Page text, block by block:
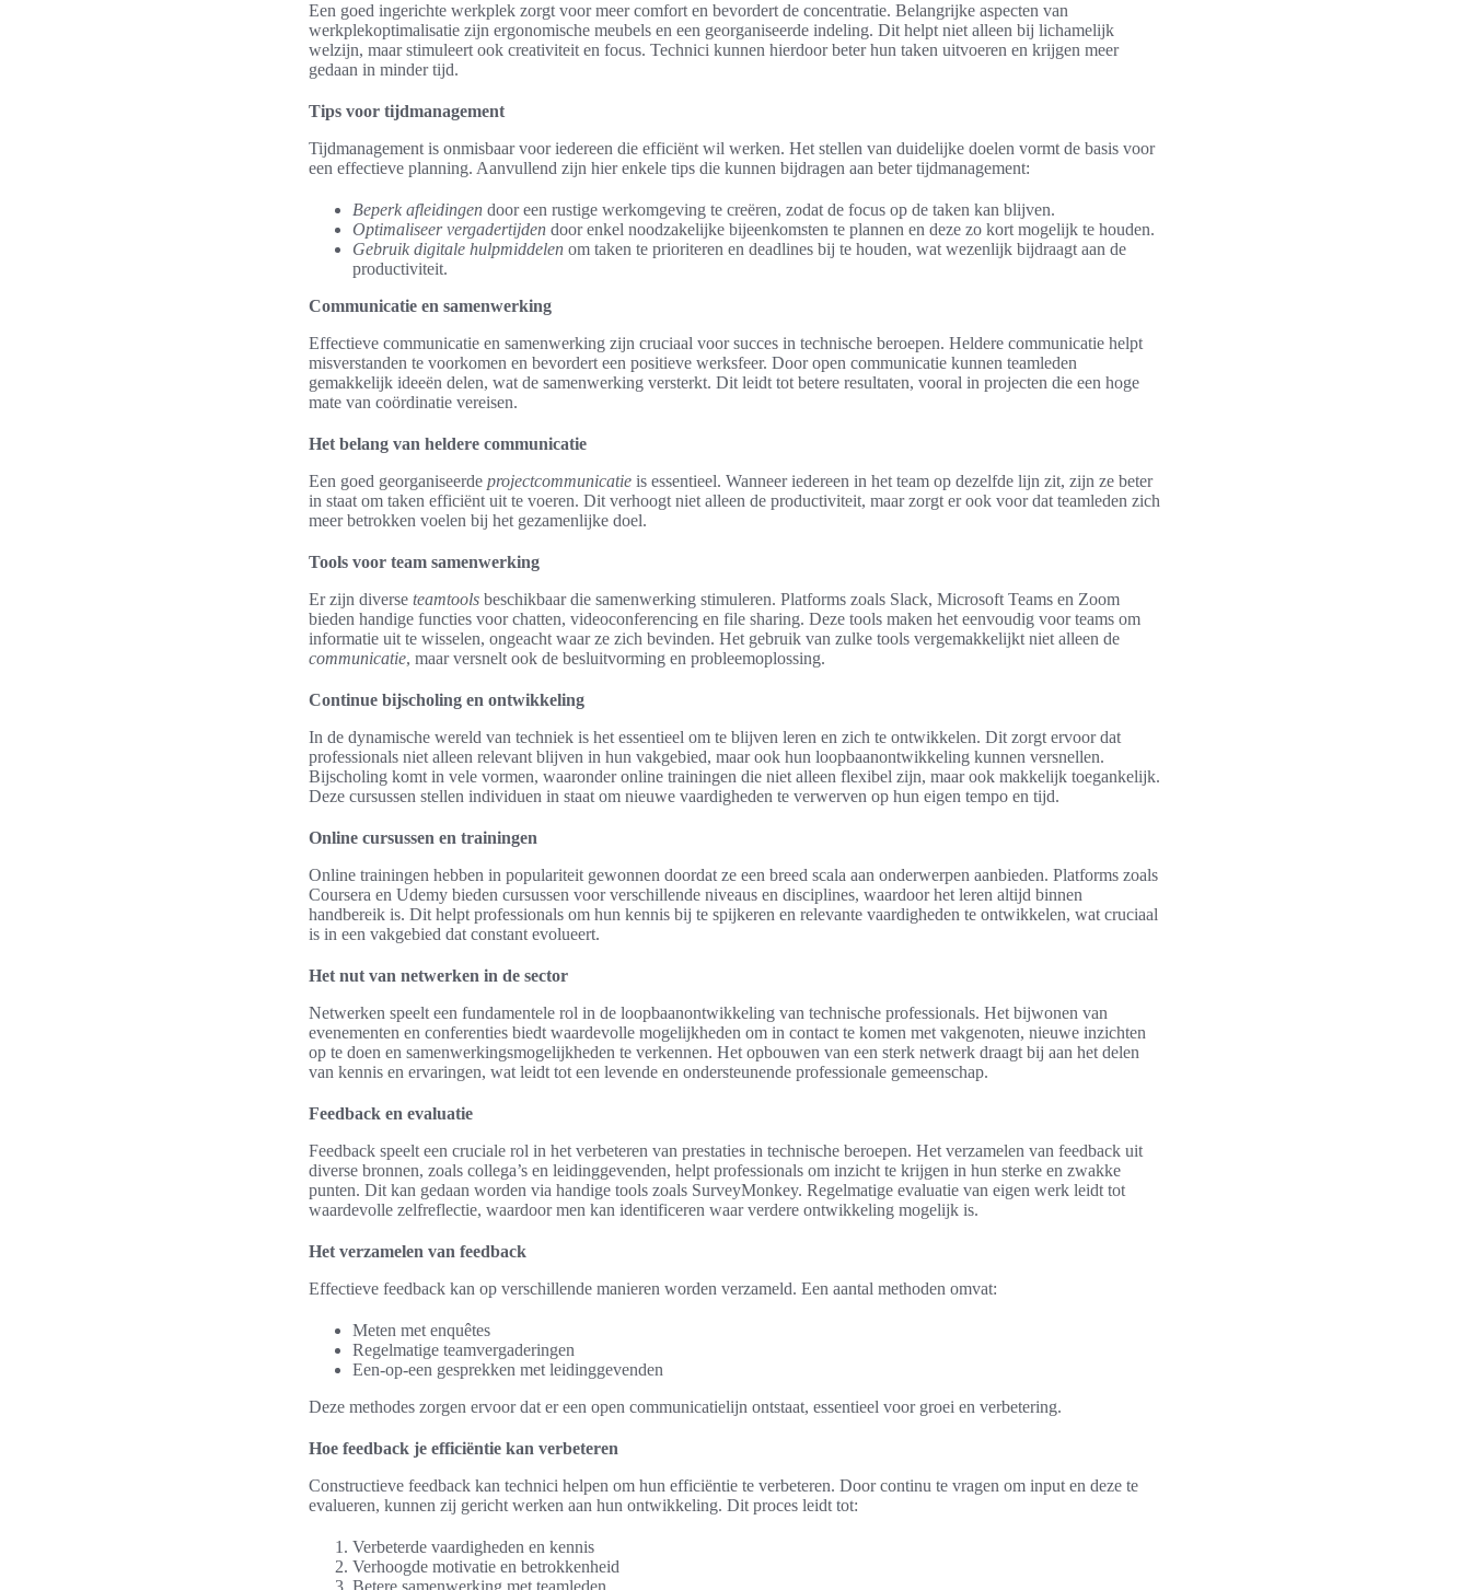
Een goed ingerichte werkplek zorgt voor meer comfort en bevordert de concentratie. Belangrijke aspecten van
werkplekoptimalisatie zijn ergonomische meubels en een georganiseerde indeling. Dit helpt niet alleen bij lichamelijk
welzijn, maar stimuleert ook creativiteit en focus. Technici kunnen hierdoor beter hun taken uitvoeren en krijgen meer
gedaan in minder tijd.
Tips voor tijdmanagement
Tijdmanagement is onmisbaar voor iedereen die efficiënt wil werken. Het stellen van duidelijke doelen vormt de basis voor
een effectieve planning. Aanvullend zijn hier enkele tips die kunnen bijdragen aan beter tijdmanagement:
Beperk afleidingen door een rustige werkomgeving te creëren, zodat de focus op de taken kan blijven.
Optimaliseer vergadertijden door enkel noodzakelijke bijeenkomsten te plannen en deze zo kort mogelijk te houden.
Gebruik digitale hulpmiddelen om taken te prioriteren en deadlines bij te houden, wat wezenlijk bijdraagt aan de
productiviteit.
Communicatie en samenwerking
Effectieve communicatie en samenwerking zijn cruciaal voor succes in technische beroepen. Heldere communicatie helpt
misverstanden te voorkomen en bevordert een positieve werksfeer. Door open communicatie kunnen teamleden
gemakkelijk ideeën delen, wat de samenwerking versterkt. Dit leidt tot betere resultaten, vooral in projecten die een hoge
mate van coördinatie vereisen.
Het belang van heldere communicatie
Een goed georganiseerde projectcommunicatie is essentieel. Wanneer iedereen in het team op dezelfde lijn zit, zijn ze beter
in staat om taken efficiënt uit te voeren. Dit verhoogt niet alleen de productiviteit, maar zorgt er ook voor dat teamleden zich
meer betrokken voelen bij het gezamenlijke doel.
Tools voor team samenwerking
Er zijn diverse teamtools beschikbaar die samenwerking stimuleren. Platforms zoals Slack, Microsoft Teams en Zoom
bieden handige functies voor chatten, videoconferencing en file sharing. Deze tools maken het eenvoudig voor teams om
informatie uit te wisselen, ongeacht waar ze zich bevinden. Het gebruik van zulke tools vergemakkelijkt niet alleen de
communicatie, maar versnelt ook de besluitvorming en probleemoplossing.
Continue bijscholing en ontwikkeling
In de dynamische wereld van techniek is het essentieel om te blijven leren en zich te ontwikkelen. Dit zorgt ervoor dat
professionals niet alleen relevant blijven in hun vakgebied, maar ook hun loopbaanontwikkeling kunnen versnellen.
Bijscholing komt in vele vormen, waaronder online trainingen die niet alleen flexibel zijn, maar ook makkelijk toegankelijk.
Deze cursussen stellen individuen in staat om nieuwe vaardigheden te verwerven op hun eigen tempo en tijd.
Online cursussen en trainingen
Online trainingen hebben in populariteit gewonnen doordat ze een breed scala aan onderwerpen aanbieden. Platforms zoals
Coursera en Udemy bieden cursussen voor verschillende niveaus en disciplines, waardoor het leren altijd binnen
handbereik is. Dit helpt professionals om hun kennis bij te spijkeren en relevante vaardigheden te ontwikkelen, wat cruciaal
is in een vakgebied dat constant evolueert.
Het nut van netwerken in de sector
Netwerken speelt een fundamentele rol in de loopbaanontwikkeling van technische professionals. Het bijwonen van
evenementen en conferenties biedt waardevolle mogelijkheden om in contact te komen met vakgenoten, nieuwe inzichten
op te doen en samenwerkingsmogelijkheden te verkennen. Het opbouwen van een sterk netwerk draagt bij aan het delen
van kennis en ervaringen, wat leidt tot een levende en ondersteunende professionale gemeenschap.
Feedback en evaluatie
Feedback speelt een cruciale rol in het verbeteren van prestaties in technische beroepen. Het verzamelen van feedback uit
diverse bronnen, zoals collega’s en leidinggevenden, helpt professionals om inzicht te krijgen in hun sterke en zwakke
punten. Dit kan gedaan worden via handige tools zoals SurveyMonkey. Regelmatige evaluatie van eigen werk leidt tot
waardevolle zelfreflectie, waardoor men kan identificeren waar verdere ontwikkeling mogelijk is.
Het verzamelen van feedback
Effectieve feedback kan op verschillende manieren worden verzameld. Een aantal methoden omvat:
Meten met enquêtes
Regelmatige teamvergaderingen
Een-op-een gesprekken met leidinggevenden
Deze methodes zorgen ervoor dat er een open communicatielijn ontstaat, essentieel voor groei en verbetering.
Hoe feedback je efficiëntie kan verbeteren
Constructieve feedback kan technici helpen om hun efficiëntie te verbeteren. Door continu te vragen om input en deze te
evalueren, kunnen zij gericht werken aan hun ontwikkeling. Dit proces leidt tot:
Verbeterde vaardigheden en kennis
Verhoogde motivatie en betrokkenheid
Betere samenwerking met teamleden